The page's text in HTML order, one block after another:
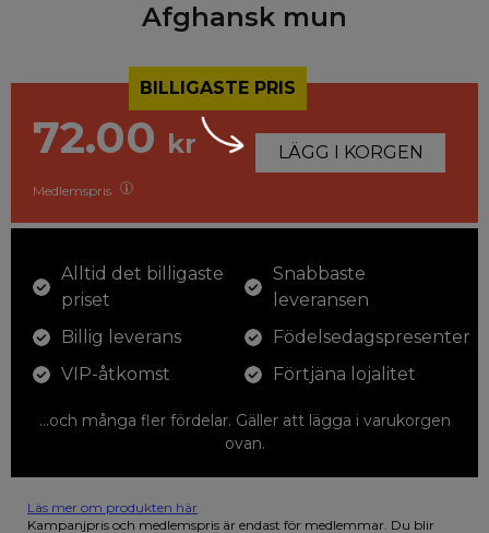
Afghansk mun
BILLIGASTE PRIS
72.00 kr
Medlemspris
LÄGG I KORGEN
Alltid det billigaste
priset
Billig leverans
VIP-åtkomst
Snabbaste
leveransen
Födelsedagspresenter
Förtjäna lojalitet
...och många fler fördelar. Gäller att lägga i varukorgen
ovan.
Läs mer om produkten här
12 färgpennor som du kan färglägga dina teckningar med. På
Kampanjpris och medlemspris är endast för medlemmar. Du blir